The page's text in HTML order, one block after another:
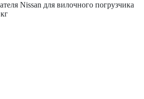
Nissan для вилочного погрузчика